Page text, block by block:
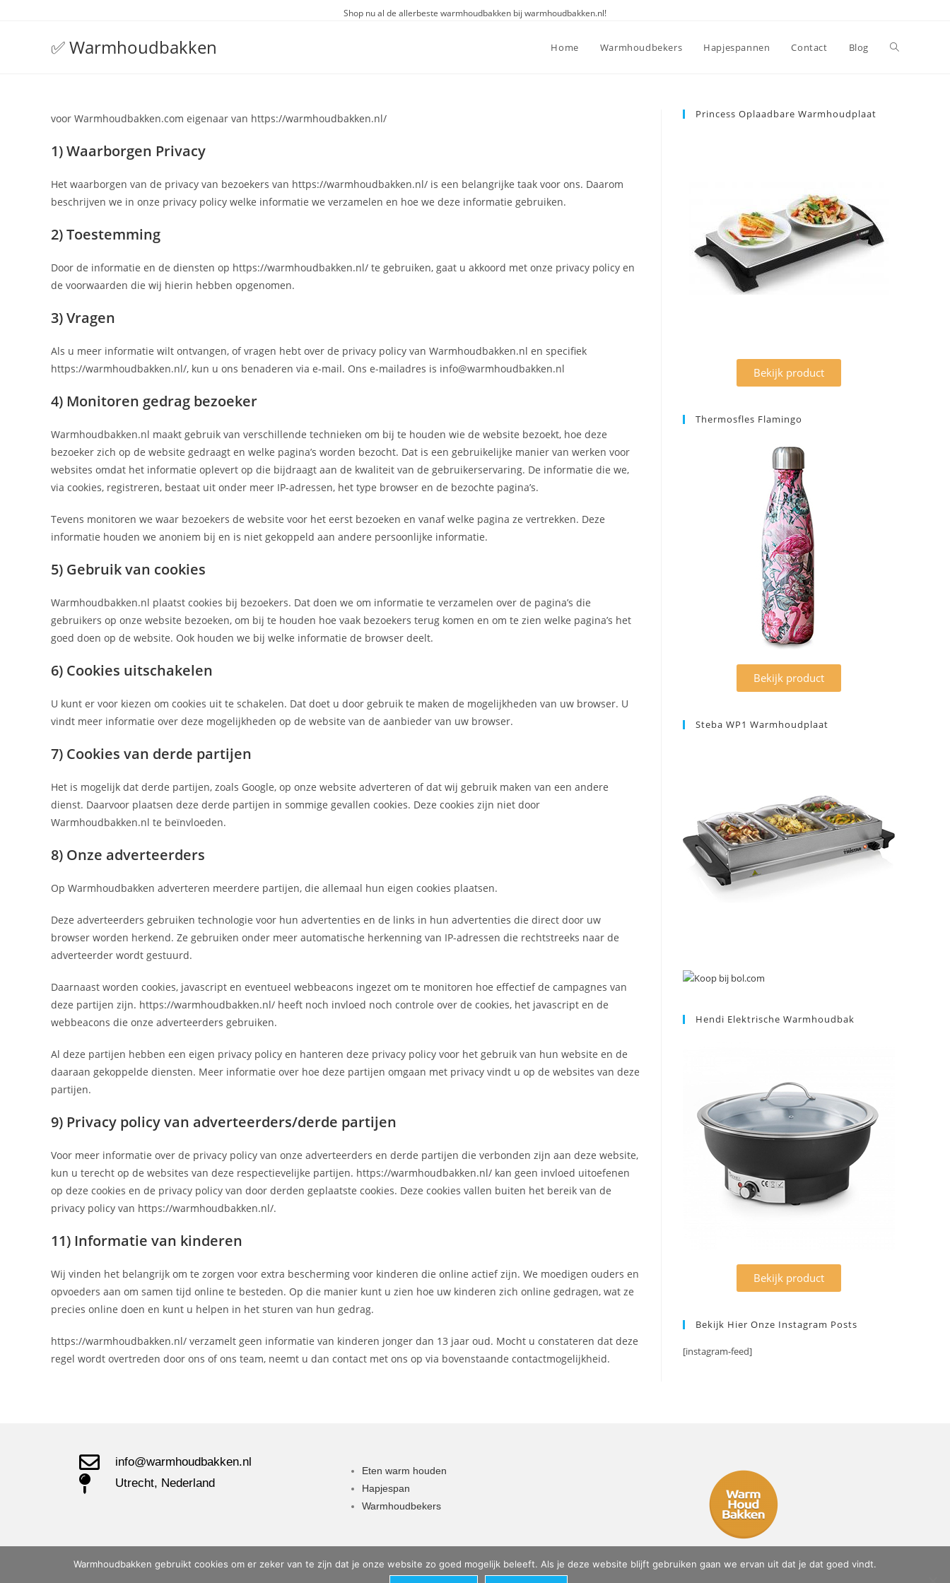
Shop nu al de allerbeste warmhoudbakken bij warmhoudbakken.nl!
✅ Warmhoudbakken Home Warmhoudbekers Hapjespannen Contact Blog
voor Warmhoudbakken.com eigenaar van https://warmhoudbakken.nl/
1) Waarborgen Privacy
Het waarborgen van de privacy van bezoekers van https://warmhoudbakken.nl/ is een belangrijke taak voor ons. Daarom
beschrijven we in onze privacy policy welke informatie we verzamelen en hoe we deze informatie gebruiken.
2) Toestemming
Door de informatie en de diensten op https://warmhoudbakken.nl/ te gebruiken, gaat u akkoord met onze privacy policy en
de voorwaarden die wij hierin hebben opgenomen.
3) Vragen
Als u meer informatie wilt ontvangen, of vragen hebt over de privacy policy van Warmhoudbakken.nl en specifiek
https://warmhoudbakken.nl/, kun u ons benaderen via e-mail. Ons e-mailadres is info@warmhoudbakken.nl
4) Monitoren gedrag bezoeker
Warmhoudbakken.nl maakt gebruik van verschillende technieken om bij te houden wie de website bezoekt, hoe deze
bezoeker zich op de website gedraagt en welke pagina’s worden bezocht. Dat is een gebruikelijke manier van werken voor
websites omdat het informatie oplevert op die bijdraagt aan de kwaliteit van de gebruikerservaring. De informatie die we,
via cookies, registreren, bestaat uit onder meer IP-adressen, het type browser en de bezochte pagina’s.
Tevens monitoren we waar bezoekers de website voor het eerst bezoeken en vanaf welke pagina ze vertrekken. Deze
informatie houden we anoniem bij en is niet gekoppeld aan andere persoonlijke informatie.
5) Gebruik van cookies
Warmhoudbakken.nl plaatst cookies bij bezoekers. Dat doen we om informatie te verzamelen over de pagina’s die
gebruikers op onze website bezoeken, om bij te houden hoe vaak bezoekers terug komen en om te zien welke pagina’s het
goed doen op de website. Ook houden we bij welke informatie de browser deelt.
6) Cookies uitschakelen
U kunt er voor kiezen om cookies uit te schakelen. Dat doet u door gebruik te maken de mogelijkheden van uw browser. U
vindt meer informatie over deze mogelijkheden op de website van de aanbieder van uw browser.
7) Cookies van derde partijen
Het is mogelijk dat derde partijen, zoals Google, op onze website adverteren of dat wij gebruik maken van een andere
dienst. Daarvoor plaatsen deze derde partijen in sommige gevallen cookies. Deze cookies zijn niet door
Warmhoudbakken.nl te beïnvloeden.
8) Onze adverteerders
Op Warmhoudbakken adverteren meerdere partijen, die allemaal hun eigen cookies plaatsen.
Deze adverteerders gebruiken technologie voor hun advertenties en de links in hun advertenties die direct door uw
browser worden herkend. Ze gebruiken onder meer automatische herkenning van IP-adressen die rechtstreeks naar de
adverteerder wordt gestuurd.
Daarnaast worden cookies, javascript en eventueel webbeacons ingezet om te monitoren hoe effectief de campagnes van
deze partijen zijn. https://warmhoudbakken.nl/ heeft noch invloed noch controle over de cookies, het javascript en de
webbeacons die onze adverteerders gebruiken.
Al deze partijen hebben een eigen privacy policy en hanteren deze privacy policy voor het gebruik van hun website en de
daaraan gekoppelde diensten. Meer informatie over hoe deze partijen omgaan met privacy vindt u op de websites van deze
partijen.
9) Privacy policy van adverteerders/derde partijen
Voor meer informatie over de privacy policy van onze adverteerders en derde partijen die verbonden zijn aan deze website,
kun u terecht op de websites van deze respectievelijke partijen. https://warmhoudbakken.nl/ kan geen invloed uitoefenen
op deze cookies en de privacy policy van door derden geplaatste cookies. Deze cookies vallen buiten het bereik van de
privacy policy van https://warmhoudbakken.nl/.
11) Informatie van kinderen
Wij vinden het belangrijk om te zorgen voor extra bescherming voor kinderen die online actief zijn. We moedigen ouders en
opvoeders aan om samen tijd online te besteden. Op die manier kunt u zien hoe uw kinderen zich online gedragen, wat ze
precies online doen en kunt u helpen in het sturen van hun gedrag.
https://warmhoudbakken.nl/ verzamelt geen informatie van kinderen jonger dan 13 jaar oud. Mocht u constateren dat deze
regel wordt overtreden door ons of ons team, neemt u dan contact met ons op via bovenstaande contactmogelijkheid.
Princess Oplaadbare Warmhoudplaat
Bekijk product
Thermosfles Flamingo
Bekijk product
Steba WP1 Warmhoudplaat
Hendi Elektrische Warmhoudbak
Bekijk product
Bekijk Hier Onze Instagram Posts
[instagram-feed]
info@warmhoudbakken.nl
Utrecht, Nederland
Eten warm houden
Hapjespan
Warmhoudbekers
Warmhoudbakken gebruikt cookies om er zeker van te zijn dat je onze website zo goed mogelijk beleeft. Als je deze website blijft gebruiken gaan we ervan uit dat je dat goed vindt.